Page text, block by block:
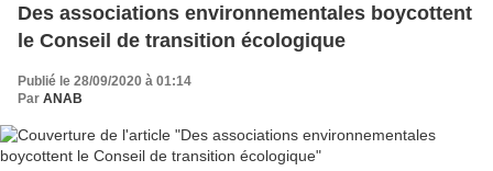
Des associations environnementales boycottent
le Conseil de transition écologique
Publié le 28/09/2020 à 01:14
Par ANAB